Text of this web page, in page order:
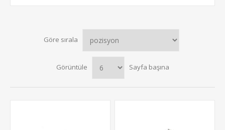
Göre sırala
Görüntüle Sayfa başına